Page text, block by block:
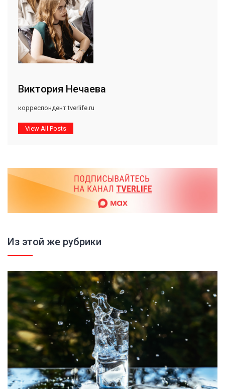
Виктория Нечаева
корреспондент tverlife.ru
View All Posts
Из этой же рубрики